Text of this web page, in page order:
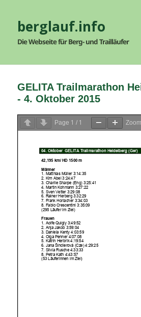
berglauf.info
Die Webseite für Berg- und Trailläufer
GELITA Trailmarathon
- 4. Oktober 2015
Page 1 / 1 Zoom